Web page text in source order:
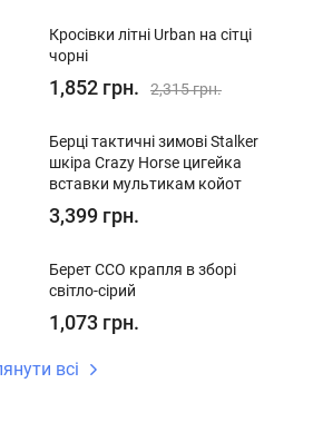
Кросівки літні Urban на сітці
чорні
1,852 грн. 2,315 грн.
Берці тактичні зимові Stalker
шкіра Crazy Horse цигейка
вставки мультикам койот
3,399 грн.
Берет ССО крапля в зборі
світло-сірий
1,073 грн.
всі